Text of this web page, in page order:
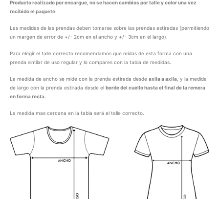
Producto realizado por encargue, no se hacen cambios por talle y color una vez
recibido el paquete.
Las medidas de las prendas deben tomarse sobre las prendas estiradas (permitiendo
un margen de error de +/- 2cm en el ancho y +/- 3cm en el largo).
Para elegir el talle correcto recomendamos que midas de esta forma con una
prenda similar de uso regular y lo compares con la tabla de medidas.
La medida de ancho se mide con la prenda estirada desde axila a axila , y la medida
de largo con la prenda estirada desde el borde del cuello hasta el final de la remera
en forma recta.
La medida mas cercana en la tabla será el talle correcto.